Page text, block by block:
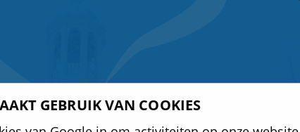
GEBRUIK VAN COOKIES